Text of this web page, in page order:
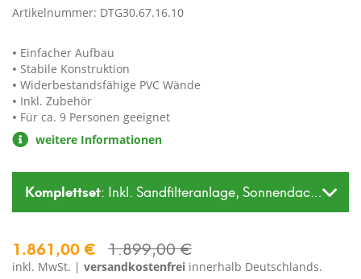
Artikelnummer: DTG30.67.16.10
Einfacher Aufbau
Stabile Konstruktion
Widerbestandsfähige PVC Wände
Inkl. Zubehör
Für ca. 9 Personen geeignet
weitere Informationen
Komplettset: Inkl. Sandfilteranlage, Sonnendach,
1.861,00 € 1.899,00 €
inkl. MwSt. | versandkostenfrei innerhalb Deutschlands.